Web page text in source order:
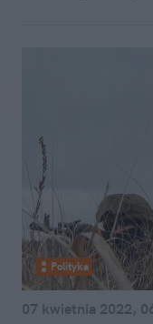
Polityka
07 kwietnia 2022,